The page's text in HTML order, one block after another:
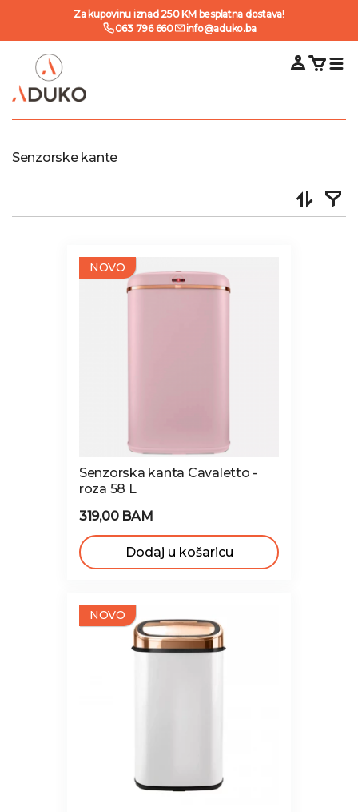
Za kupovinu iznad 250 KM besplatna dostava!
063 796 660
info@aduko.ba
Senzorske kante
NOVO
Senzorska kanta Cavaletto -
roza 58 L
319,00 BAM
Dodaj u košaricu
NOVO